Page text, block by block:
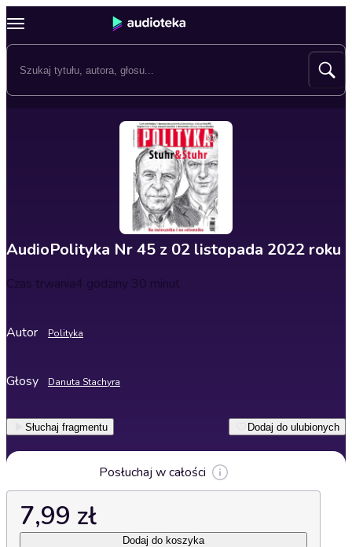
AudioPolityka Nr 45 z 02 listopada 2022 roku
Czas trwania4 godziny 30 minut
Autor Polityka
Głosy Danuta Stachyra
Słuchaj fragmentu Dodaj do ulubionych
Posłuchaj w całości
7,99 zł
Dodaj do koszyka